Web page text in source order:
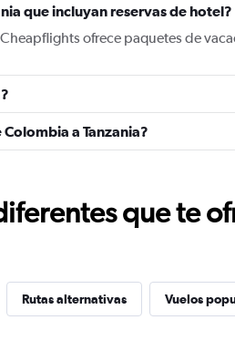
que incluyan reservas de hotel?
ofrece paquetes de
a Tanzania?
que te
Rutas alternativas Vuelos